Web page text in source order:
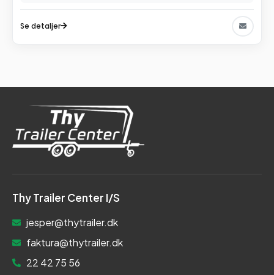
Se detaljer
Thy Trailer Center I/S
jesper@thytrailer.dk
faktura@thytrailer.dk
22 42 75 56